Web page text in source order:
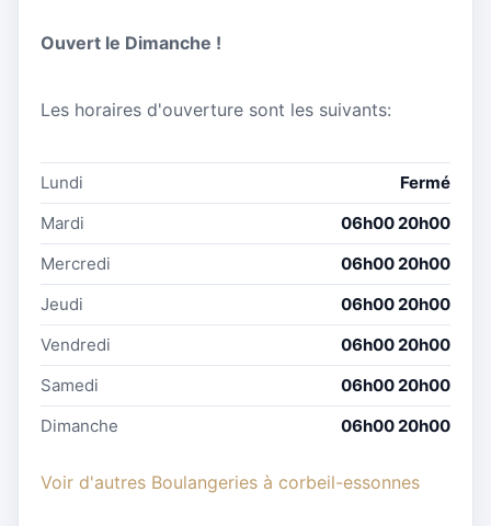
Ouvert le Dimanche !
Les horaires d'ouverture sont les suivants:
Lundi
Fermé
Mardi
06h00 20h00
Mercredi
06h00 20h00
Jeudi
06h00 20h00
Vendredi
06h00 20h00
Samedi
06h00 20h00
Dimanche
06h00 20h00
Voir d'autres Boulangeries à corbeil-essonnes